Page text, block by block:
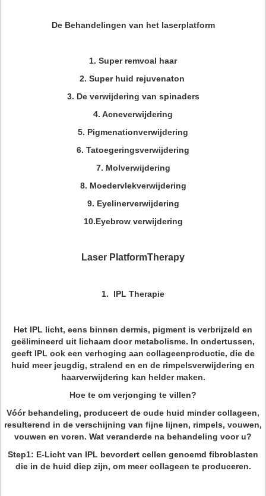
De Behandelingen van het laserplatform
1. Super remvoal haar
2. Super huid rejuvenaton
3. De verwijdering van spinaders
4. Acneverwijdering
5. Pigmenationverwijdering
6. Tatoegeringsverwijdering
7. Molverwijdering
8. Moedervlekverwijdering
9. Eyelinerverwijdering
10.Eyebrow verwijdering
Laser PlatformTherapy
1. IPL Therapie
Het IPL licht, eens binnen dermis, pigment is verbrijzeld en
geëlimineerd uit lichaam door metabolisme. In ondertussen,
geeft IPL ook een verhoging aan collageenproductie, die de
huid meer jeugdig, stralend en en de rimpelsverwijdering en
haarverwijdering kan helder maken.
Hoe te om verjonging te villen?
Vóór behandeling, produceert de oude huid minder collageen,
resulterend in de verschijning van fijne lijnen, rimpels, vouwen,
vouwen en voren. Wat veranderde na behandeling voor u?
Step1: E-Licht van IPL bevordert cellen genoemd fibroblasten
die in de huid diep zijn, om meer collageen te produceren.